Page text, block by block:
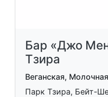
Бар «Джо
Тзира
Веганская, Молочная
Парк Тзира, Бейт-